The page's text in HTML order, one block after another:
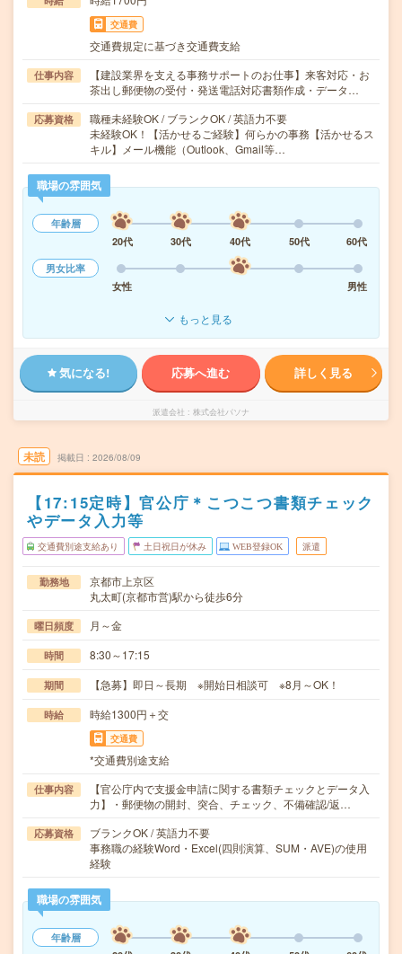
交通費
交通費規定に基づき交通費支給
仕事内容
【建設業界を支える事務サポートのお仕事】来客対応・お
茶出し郵便物の受付・発送電話対応書類作成・データ…
応募資格
職種未経験OK / ブランクOK / 英語力不要
未経験OK！【活かせるご経験】何らかの事務【活かせるス
キル】メール機能（Outlook、Gmail等…
職場の雰囲気
年齢層
20代
30代 40代 50代
60代
男女比率
女性
男性
もっと見る
気になる! 応募へ進む 詳しく見る
派遣会社 株式会社パソナ
未読 掲載日 2026/08/09
【17:15定時】官公庁＊こつこつ書類チェック
やデータ入力等
交通費別途支給あり 土日祝日が休み WEB登録OK 派遣
勤務地
京都市上京区
丸太町(京都市営)駅から徒歩6分
曜日頻度 月～金
時間 8:30～17:15
期間 【急募】即日～長期 ※開始日相談可 ※8月～OK！
時給 時給1300円＋交
交通費
*交通費別途支給
仕事内容
【官公庁内で支援金申請に関する書類チェックとデータ入
力】・郵便物の開封、突合、チェック、不備確認/返…
応募資格
ブランクOK / 英語力不要
事務職の経験Word・Excel(四則演算、SUM・AVE)の使用
経験
職場の雰囲気
年齢層